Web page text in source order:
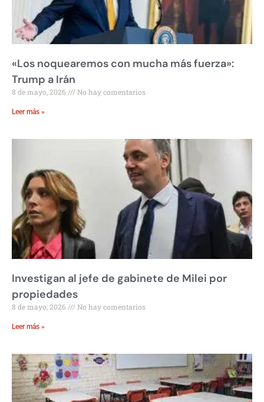
«Los noquearemos con mucha más fuerza»:
Trump a Irán
8 de mayo, 2026 No hay comentarios
Leer más »
Investigan al jefe de gabinete de Milei por
propiedades
8 de mayo, 2026 No hay comentarios
Leer más »